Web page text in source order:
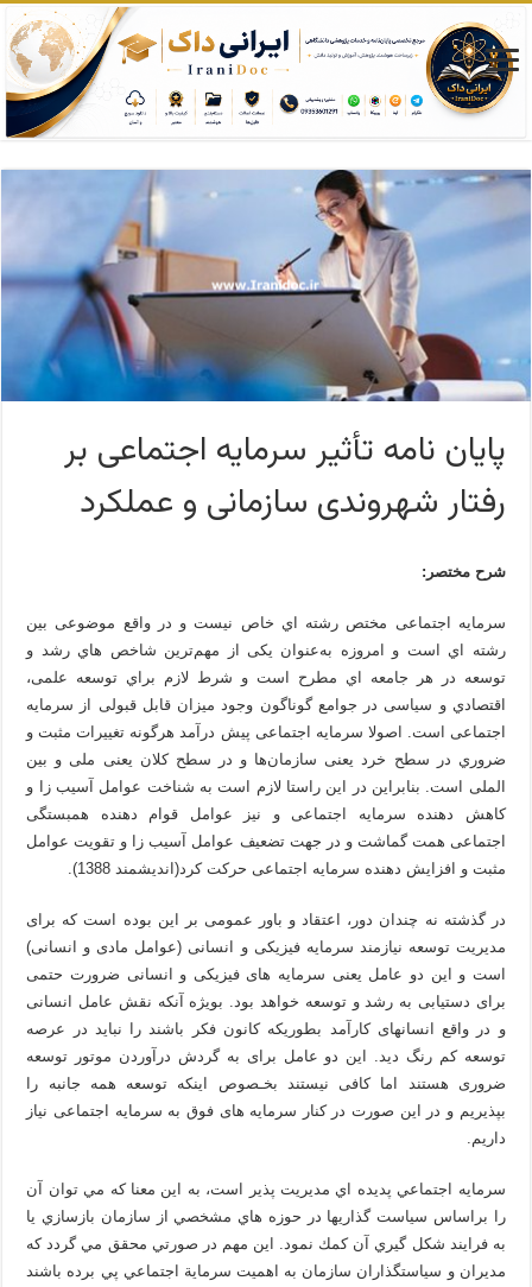
پایان نامه تأثیر سرمایه اجتماعی بر
رفتار شهروندی سازمانی و عملکرد
شرح مختصر:
سرمایه اجتماعی مختص رشته اي خاص نیست و در واقع موضوعی بین
رشته اي است و امروزه به‌عنوان یکی از مهم‌ترین شاخص هاي رشد و
توسعه در هر جامعه اي مطرح است و شرط لازم براي توسعه علمی،
اقتصادي و سیاسی در جوامع گوناگون وجود میزان قابل قبولی از سرمایه
اجتماعی است. اصولا سرمایه اجتماعی پیش درآمد هرگونه تغییرات مثبت و
ضروري در سطح خرد یعنی سازمان‌ها و در سطح کلان یعنی ملی و بین
الملی است. بنابراین در این راستا لازم است به شناخت عوامل آسیب زا و
کاهش دهنده سرمایه اجتماعی و نیز عوامل قوام دهنده همبستگی
اجتماعی همت گماشت و در جهت تضعیف عوامل آسیب زا و تقویت عوامل
مثبت و افزایش دهنده سرمایه اجتماعی حرکت کرد(انديشمند 1388).
در گذشته نه چندان دور، اعتقاد و باور عمومی بر این بوده است که برای
مدیریت توسعه نیازمند سرمایه فیزیکی و انسانی (عوامل مادی و انسانی)
است و این دو عامل یعنی سرمایه های فیزیکی و انسانی ضرورت حتمی
برای دستیابی به رشد و توسعه خواهد بود. بویژه آنکه نقش عامل انسانی
و در واقع انسانهای کارآمد بطوریکه کانون فکر باشند را نباید در عرصه
توسعه کم رنگ دید. این دو عامل برای به گردش درآوردن موتور توسعه
ضروری هستند اما کافی نیستند بخـصوص اینکه توسعه همه جانبه را
بپذیریم و در این صورت در کنار سرمایه های فوق به سرمایه اجتماعی نیاز
داریم.
سرمايه اجتماعي پديده اي مديريت پذير است، به اين معنا كه مي توان آن
را براساس سياست گذاريها در حوزه هاي مشخصي از سازمان بازسازي يا
به فرايند شكل گيري آن كمك نمود. اين مهم در صورتي محقق مي گردد كه
مديران و سياستگذاران سازمان به اهميت سرماية اجتماعي پي برده باشند